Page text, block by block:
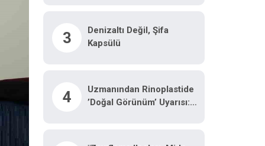
3
Denizaltı Değil, Şifa
Kapsülü
4
Uzmanından Rinoplastide
’doğal Görünüm’ Uyarısı: